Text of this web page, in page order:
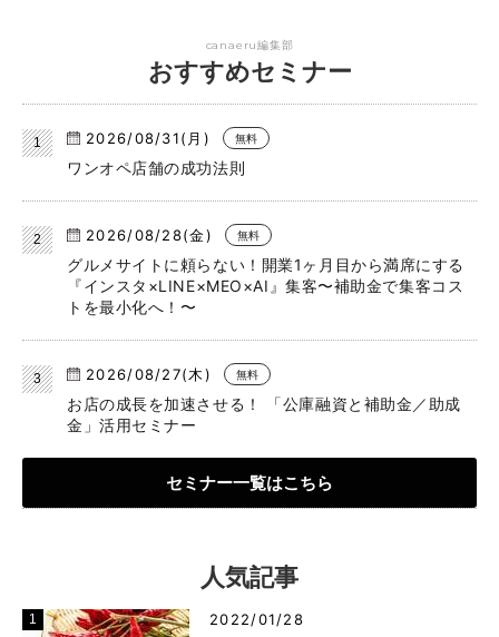
canaeru編集部
おすすめセミナー
2026/08/31(月) 無料
ワンオペ店舗の成功法則
2026/08/28(金) 無料
グルメサイトに頼らない！開業1ヶ月目から満席にする
『インスタ×LINE×MEO×AI』集客〜補助金で集客コス
トを最小化へ！〜
2026/08/27(木) 無料
お店の成長を加速させる！ 「公庫融資と補助金／助成
金」活用セミナー
セミナー一覧はこちら
人気記事
2022/01/28